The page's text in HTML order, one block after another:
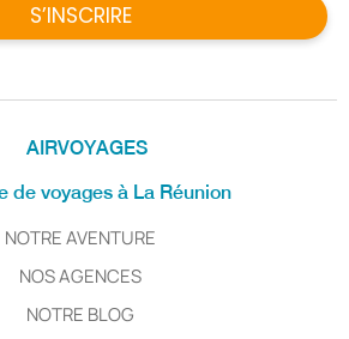
AIRVOYAGES
de voyages à La Réunion
NOTRE AVENTURE
NOS AGENCES
NOTRE BLOG
S’INSCRIRE